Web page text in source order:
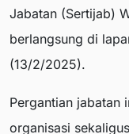
Jabatan (Sertijab)
berlangsung di
(13/2/2025).
Pergantian jabatan
organisasi